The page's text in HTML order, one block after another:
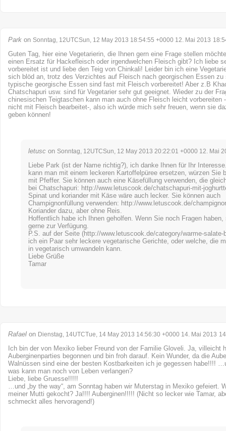
Park on Sonntag, 12UTCSun, 12 May 2013 18:54:55 +0000 12. Mai 2013
Guten Tag, hier eine Vegetarierin, die Ihnen gern eine Frage stellen
einen Ersatz für Hackefleisch oder irgendwelchen Fleisch gibt? Ich liebe
vorbereitet ist und liebe den Teig von Chinkali! Leider bin ich eine
sich blöd an, trotz des Verzichtes auf Fleisch nach georgischen Essen zu
typische georgische Essen sind fast mit Fleisch vorbereitet! Aber z.B
Chatschapuri usw. sind für Vegetarier sehr gut geeignet. Wieder zu der
chinesischen Teigtaschen kann man auch ohne Fleisch leicht vorbereiten
nicht mit Fleisch bearbeitet-, also ich würde mich sehr freuen, wenn sie
geben können!
letusc on Sonntag, 12UTCSun, 12 May 2013 20:22:01 +0000 12. Mai
Liebe Park (ist der Name richtig?), ich danke Ihnen für Ihr
kann man mit einem leckeren Kartoffelpüree ersetzen, würzen Sie
mit Pfeffer. Sie können auch eine Käsefüllung verwenden, die
bei Chatschapuri: http://www.letuscook.de/chatschapuri-mit-
Spinat und koriander mit Käse wäre auch lecker. Sie können auch
Champignonfüllung verwenden: http://www.letuscook.de/
Koriander dazu, aber ohne Reis.
Hoffentlich habe ich Ihnen geholfen. Wenn Sie noch Fragen
gerne zur Verfügung.
P.S. auf der Seite (http://www.letuscook.de/category/warme-salate-
ich ein Paar sehr leckere vegetarische Gerichte, oder welche, die
in vegetarisch umwandeln kann.
Liebe Grüße
Tamar
Rafael on Dienstag, 14UTCTue, 14 May 2013 14:56:30 +0000 14. Mai 2013
Ich bin der von Mexiko lieber Freund von der Familie Gloveli. Ja, villeicht
Auberginenparties begonnen und bin froh darauf. Kein Wunder, da die
Walnüssen sind eine der besten Kostbarkeiten ich je gegessen habe!!!!
was kann man noch von Leben verlangen?
Liebe, liebe Gruesse!!!!!
…und „by the way“, am Sonntag haben wir Muterstag in Mexiko gefeiert.
meiner Mutti gekocht? Ja!!!! Auberginen!!!!! (Nicht so lecker wie Tamar,
schmeckt alles hervoragend!)